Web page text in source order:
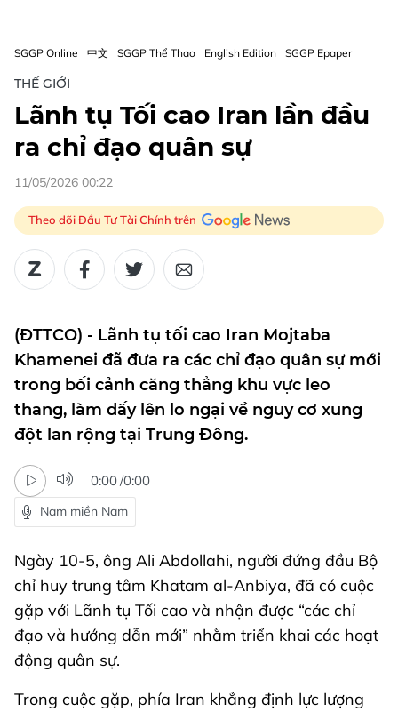
SGGP Online 中文 SGGP Thể Thao English Edition SGGP Epaper
THẾ GIỚI
Lãnh tụ Tối cao Iran lần đầu
ra chỉ đạo quân sự
11/05/2026 00:22
Theo dõi Đầu Tư Tài Chính trên
(ĐTTCO) - Lãnh tụ tối cao Iran Mojtaba
Khamenei đã đưa ra các chỉ đạo quân sự mới
trong bối cảnh căng thẳng khu vực leo
thang, làm dấy lên lo ngại về nguy cơ xung
đột lan rộng tại Trung Đông.
0:00/0:00
Nam miền Nam
Ngày 10-5, ông Ali Abdollahi, người đứng đầu Bộ
chỉ huy trung tâm Khatam al-Anbiya, đã có cuộc
gặp với Lãnh tụ Tối cao và nhận được “các chỉ
đạo và hướng dẫn mới” nhằm triển khai các hoạt
động quân sự.
Trong cuộc gặp, phía Iran khẳng định lực lượng